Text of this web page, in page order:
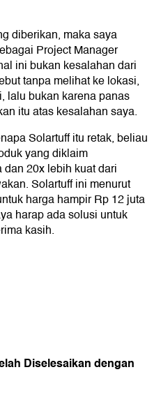
diberikan, maka saya
Project Manager
ini bukan kesalahan dari
tanpa melihat ke lokasi,
lalu bukan karena panas
itu atas kesalahan saya.
Solartuff itu retak, beliau
yang diklaim
20x lebih kuat dari
Solartuff ini menurut
harga hampir Rp 12 juta
harap ada solusi untuk
kasih.
Diselesaikan dengan